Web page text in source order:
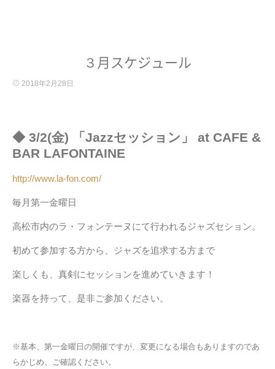
３月スケジュール
2018年2月28日
◆ 3/2(金) 「Jazzセッション」 at CAFE &
BAR LAFONTAINE
http://www.la-fon.com/
毎月第一金曜日
高松市内のラ・フォンテーヌにて行われるジャズセション。
初めて参加する方から、ジャズを追求する方まで
楽しくも、真剣にセッションを進めていきます！
楽器を持って、是非ご参加ください。
※基本、第一金曜日の開催ですが、変更になる場合もありますのであ
らかじめ、ご確認ください。